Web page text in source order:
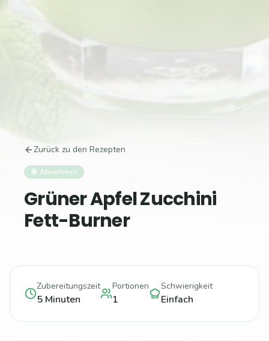
Zurück zu den Rezepten
🎯 Abnehmen
Grüner Apfel Zucchini
Fett-Burner
Zubereitungszeit
5 Minuten
Portionen
1
Schwierigkeit
Einfach